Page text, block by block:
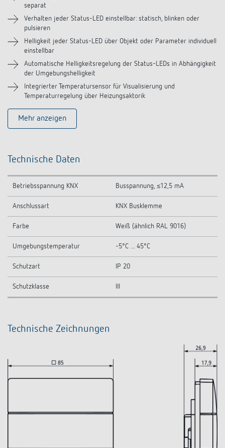
separat
Verhalten jeder Status-LED einstellbar: statisch, blinken oder
pulsieren
Helligkeit jeder Status-LED über Objekt oder Parameter individuell
einstellbar
Automatische Helligkeitsregelung der Status-LEDs in Abhängigkeit
der Umgebungshelligkeit
Integrierter Temperatursensor für Visualisierung und
Temperaturregelung über Heizungsaktorik
Mehr anzeigen
Technische Daten
Betriebsspannung KNX Busspannung, ≤12,5 mA
Anschlussart KNX Busklemme
Farbe Weiß (ähnlich RAL 9016)
Umgebungstemperatur -5°C ... 45°C
Schutzart IP 20
Schutzklasse
Technische Zeichnungen